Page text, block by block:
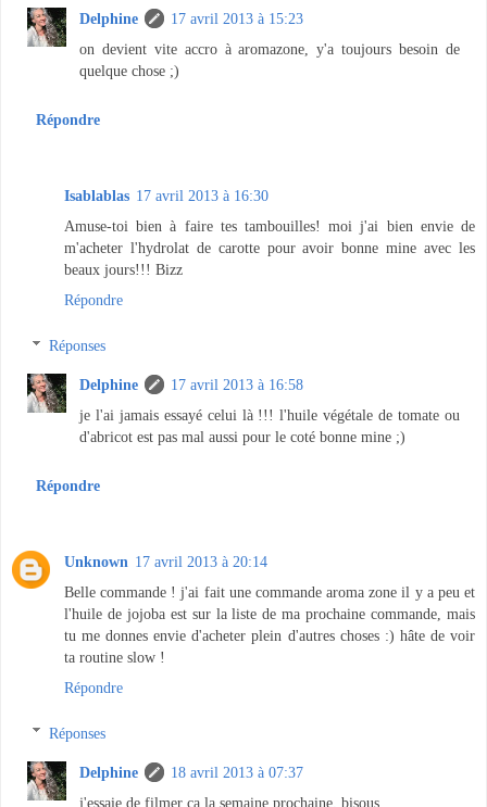
Delphine
17 avril 2013 à 15:23
on devient vite accro à aromazone, y'a toujours besoin de
quelque chose ;)
Répondre
Isablablas 17 avril 2013 à 16:30
Amuse-toi bien à faire tes tambouilles! moi j'ai bien envie de
m'acheter l'hydrolat de carotte pour avoir bonne mine avec les
beaux jours!!! Bizz
Répondre
Réponses
Delphine
17 avril 2013 à 16:58
je l'ai jamais essayé celui là !!! l'huile végétale de tomate ou
d'abricot est pas mal aussi pour le coté bonne mine ;)
Répondre
Unknown 17 avril 2013 à 20:14
Belle commande ! j'ai fait une commande aroma zone il y a peu et
l'huile de jojoba est sur la liste de ma prochaine commande, mais
tu me donnes envie d'acheter plein d'autres choses :) hâte de voir
ta routine slow !
Répondre
Réponses
Delphine
18 avril 2013 à 07:37
j'essaie de filmer ça la semaine prochaine, bisous